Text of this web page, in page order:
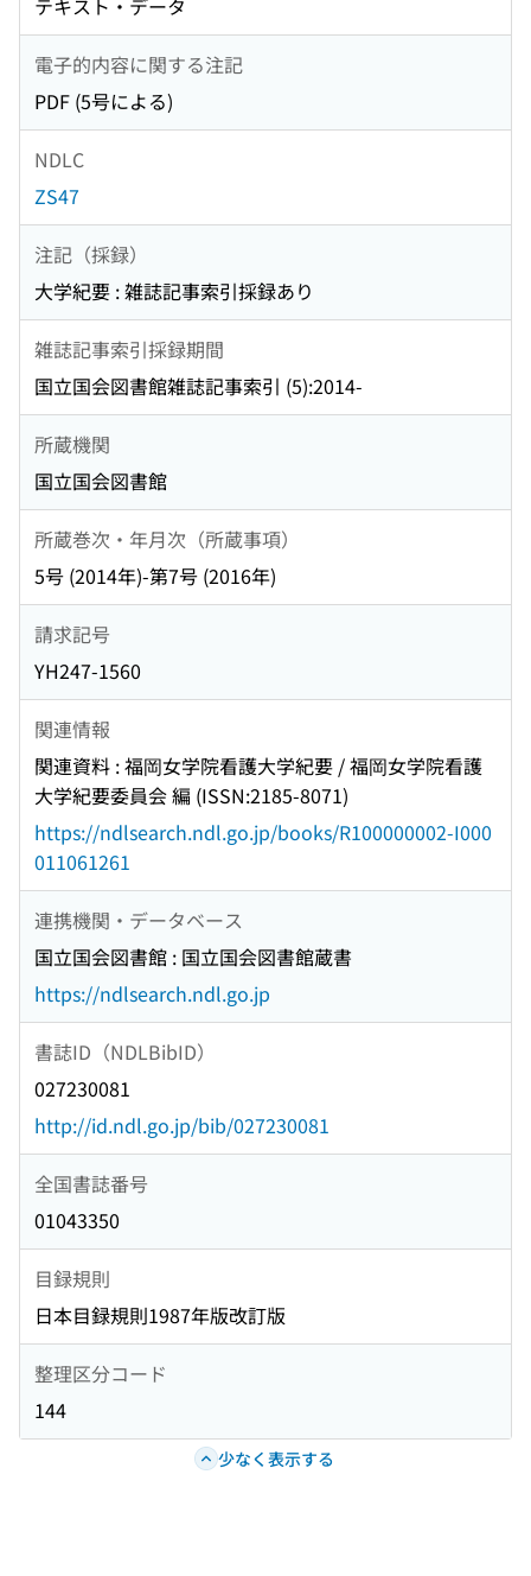
テキスト・データ
電子的内容に関する注記
PDF (5号による)
NDLC
ZS47
注記（採録）
大学紀要 : 雑誌記事索引採録あり
雑誌記事索引採録期間
国立国会図書館雑誌記事索引 (5):2014-
所蔵機関
国立国会図書館
所蔵巻次・年月次（所蔵事項）
5号 (2014年)-第7号 (2016年)
請求記号
YH247-1560
関連情報
関連資料 : 福岡女学院看護大学紀要 / 福岡女学院看護
大学紀要委員会 編 (ISSN:2185-8071)
https://ndlsearch.ndl.go.jp/books/R100000002-I000
011061261
連携機関・データベース
国立国会図書館 : 国立国会図書館蔵書
https://ndlsearch.ndl.go.jp
書誌ID（NDLBibID）
027230081
http://id.ndl.go.jp/bib/027230081
全国書誌番号
01043350
目録規則
日本目録規則1987年版改訂版
整理区分コード
144
少なく表示する